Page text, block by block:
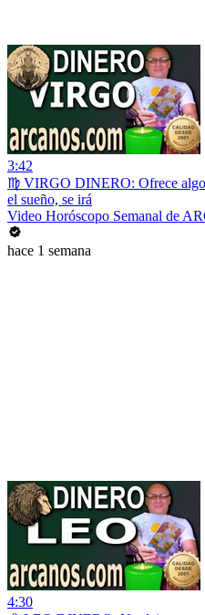
3:42
♍ VIRGO DINERO: Ofrece
el sueño, se irá
Video Horóscopo Semanal de
hace 1 semana
4:30